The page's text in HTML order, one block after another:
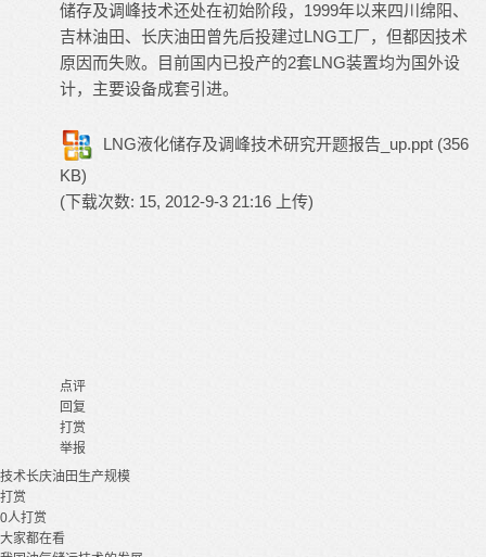
储存及调峰技术还处在初始阶段，1999年以来四川绵阳、
吉林油田、长庆油田曾先后投建过LNG工厂，但都因技术
原因而失败。目前国内已投产的2套LNG装置均为国外设
计，主要设备成套引进。
LNG液化储存及调峰技术研究开题报告_up.ppt (356
KB)
(下载次数: 15, 2012-9-3 21:16 上传)
点评
回复
打赏
举报
技术长庆油田 生产规模
打赏
0人打赏
大家都在看